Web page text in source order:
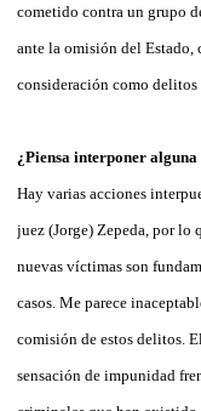
cometido contra un grupo
ante la omisión del
consideración como delitos
¿Piensa interponer
Hay varias acciones
juez (Jorge) Zepeda, por lo
nuevas víctimas son
casos. Me parece
comisión de estos delitos.
sensación de impunidad